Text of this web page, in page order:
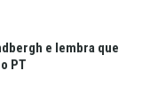
e lembra que
PT